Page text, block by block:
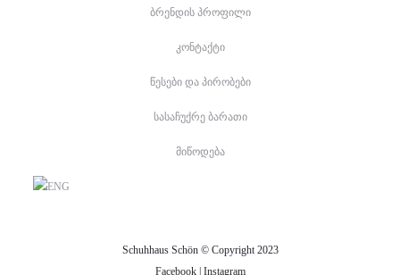
ბრენდის პროფილი
კონტაქტი
წესები და პირობები
სასაჩუქრე ბარათი
მიწოდება
Schuhhaus Schön © Copyright 2023
Facebook| Instagram